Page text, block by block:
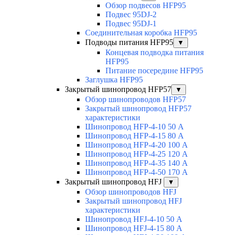
Обзор подвесов HFP95
Подвес 95DJ-2
Подвес 95DJ-1
Соединительная коробка HFP95
Подводы питания HFP95
▼
Концевая подводка питания
HFP95
Питание посередине HFP95
Заглушка HFP95
Закрытый шинопровод HFP57
▼
Обзор шинопроводов HFP57
Закрытый шинопровод HFP57
характеристики
Шинопровод HFP-4-10 50 А
Шинопровод HFP-4-15 80 А
Шинопровод HFP-4-20 100 А
Шинопровод HFP-4-25 120 А
Шинопровод HFP-4-35 140 А
Шинопровод HFP-4-50 170 А
Закрытый шинопровод HFJ
▼
Обзор шинопроводов HFJ
Закрытый шинопровод HFJ
характеристики
Шинопровод HFJ-4-10 50 А
Шинопровод HFJ-4-15 80 А